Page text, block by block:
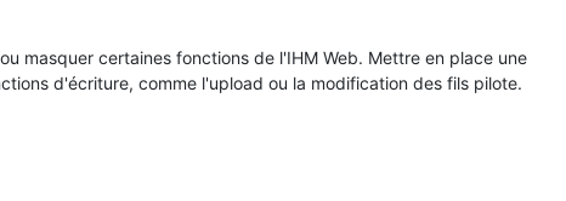
masquer certaines fonctions de l'IHM Web. Mettre en place une
d'écriture, comme l'upload ou la modification des fils pilote.